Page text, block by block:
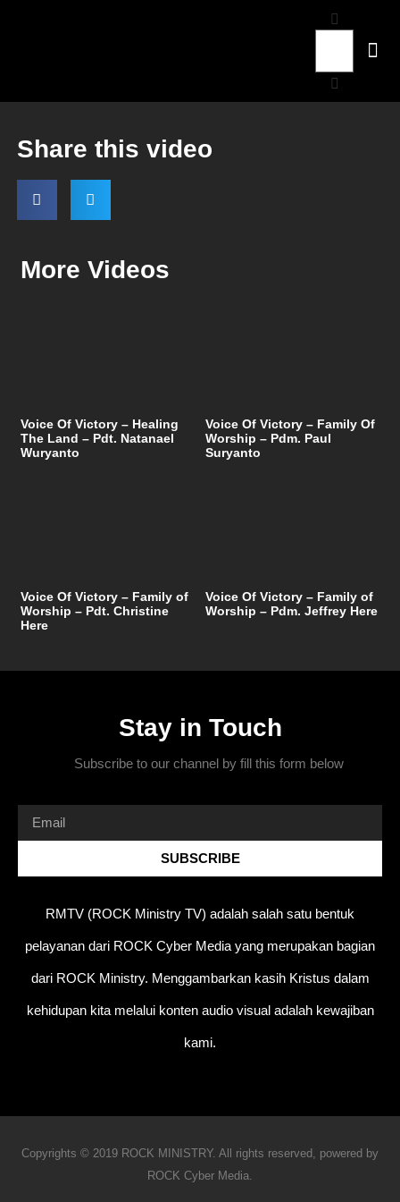
Share this video
More Videos
Voice Of Victory – Healing
The Land – Pdt. Natanael
Wuryanto
Voice Of Victory – Family Of
Worship – Pdm. Paul
Suryanto
Voice Of Victory – Family of
Worship – Pdt. Christine
Here
Voice Of Victory – Family of
Worship – Pdm. Jeffrey Here
Stay in Touch
Subscribe to our channel by fill this form below
SUBSCRIBE
RMTV (ROCK Ministry TV) adalah salah satu bentuk
pelayanan dari ROCK Cyber Media yang merupakan bagian
dari ROCK Ministry. Menggambarkan kasih Kristus dalam
kehidupan kita melalui konten audio visual adalah kewajiban
kami.
Copyrights © 2019 ROCK MINISTRY. All rights reserved, powered by
ROCK Cyber Media.